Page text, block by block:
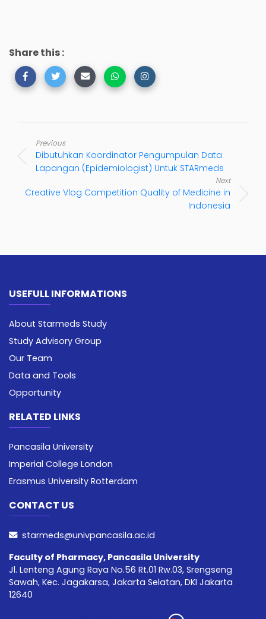
Share this :
Previous
Dibutuhkan Koordinator Pengumpulan Data
Lapangan (Epidemiologist) Untuk STARmeds
Next
Creative Vlog Competition Quality of Medicine in
Indonesia
USEFULL INFORMATIONS
About Starmeds Study
Study Advisory Group
Our Team
Data and Tools
Opportunity
RELATED LINKS
Pancasila University
Imperial College London
Erasmus University Rotterdam
CONTACT US
starmeds@univpancasila.ac.id
Faculty of Pharmacy, Pancasila University
Jl. Lenteng Agung Raya No.56 Rt.01 Rw.03, Srengseng
Sawah, Kec. Jagakarsa, Jakarta Selatan, DKI Jakarta
12640